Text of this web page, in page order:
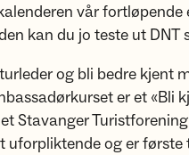
vår
kan du jo teste ut DNT
og bli bedre kjent
er et «Bli
Stavanger
uforpliktende og er